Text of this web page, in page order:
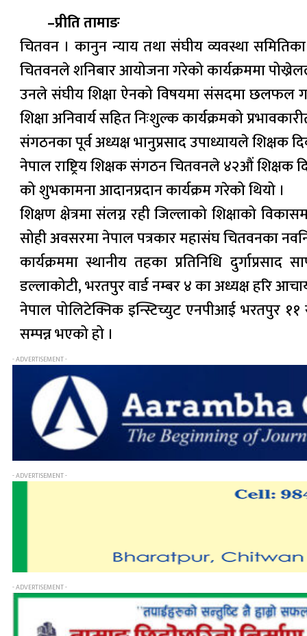
–प्रीति तामाङ
चितवन । कानुन न्याय तथा संघीय व्यवस्था
चितवनले शनिबार आयोजना गरेको कार्यक्रममा
उनले संघीय शिक्षा ऐनको विषयमा संसदमा छलफल
शिक्षा अनिवार्य सहित निःशुल्क कार्यक्रमको
संगठनका पूर्व अध्यक्ष भानुप्रसाद उपाध्यायले शिक्षक
नेपाल राष्ट्रिय शिक्षक संगठन चितवनले ४२औं
को शुभकामना आदानप्रदान कार्यक्रम गरेको थियो ।
शिक्षण क्षेत्रमा संलग्न रही जिल्लाको शिक्षाको
सोही अवसरमा नेपाल पत्रकार महासंघ चितवनका
कार्यक्रममा स्थानीय तहका प्रतिनिधि
डल्लाकोटी, भरतपुर वार्ड नम्बर ४ का अध्यक्ष हरि
नेपाल पोलिटेक्निक इन्स्टिच्युट एनपीआई भरतपुर
सम्पन्न भएको हो ।
- ADVERTISEMENT -
- ADVERTISEMENT -
- ADVERTISEMENT -